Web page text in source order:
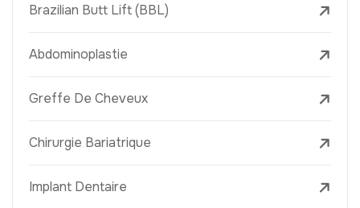
Brazilian Butt Lift (BBL)
Abdominoplastie
Greffe De Cheveux
Chirurgie Bariatrique
Implant Dentaire